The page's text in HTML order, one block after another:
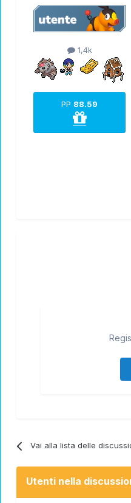
1,4k
PP 88.59
Vai alla lista delle
Utenti nella